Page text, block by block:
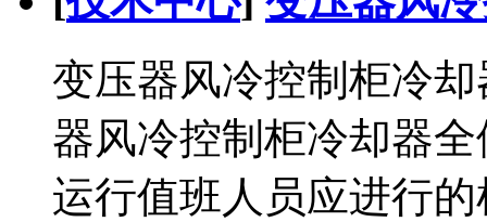
变压器风冷控制柜冷
器风冷控制柜冷却器
运行值班人员应进行